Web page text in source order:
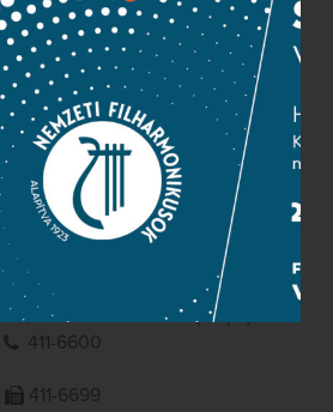
Impresszum
NEMZETI
Komor Marcell u. 1. (Müpa)
411-6600
411-6699